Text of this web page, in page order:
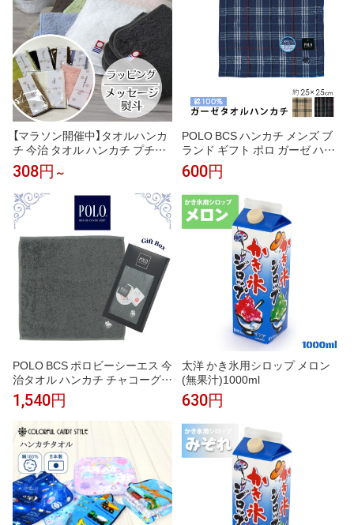
【マラソン開催中】タオルハンカ
チ 今治 タオル ハンカチ プチギ
フト ブランド 今治タオル ラッ
ピング 子供 アースカラー 無地 2
0cm×20cm 入園 入学 プレゼン
ト 景品 吸水性 こども会 退職 お
礼 卒園 卒業 [M便 1/11]
308円 ～
POLO BCS ハンカチ メンズ ブ
ランド ギフト ポロ ガーゼ ハン
ドタオル タオルハンカチ 25cm
パイル 生地 オシャレ ビジネス
チェック 柄 大判 贈り物 プレゼ
ント フォーマル 男性 紳士 高級
刺繍 挨
600円
POLO BCS ポロビーシーエス 今
治タオル ハンカチ チャコーグレ
ー タオルハンカチ ギフトボック
ス入り 日本製 メンズ ブランド
ギフト プレゼント 男性 人気 ギ
フトラッピング対応 巾着袋 包装
紙 誕生日 お礼 お返し お祝い
1,540円
太洋 かき氷用シロップ メロン
(無果汁)1000ml
630円